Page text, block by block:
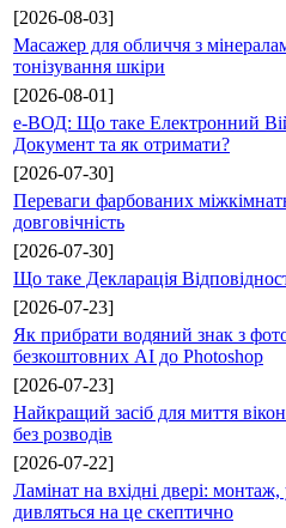
[2026-08-03]
Масажер для обличчя з
тонізування шкіри
[2026-08-01]
е-ВОД: Що таке Електронний
Документ та як отримати?
[2026-07-30]
Переваги фарбованих
довговічність
[2026-07-30]
Що таке Декларація
[2026-07-23]
Як прибрати водяний знак з
безкоштовних AI до Photoshop
[2026-07-23]
Найкращий засіб для миття
без розводів
[2026-07-22]
Ламінат на вхідні двері:
дивляться на це скептично